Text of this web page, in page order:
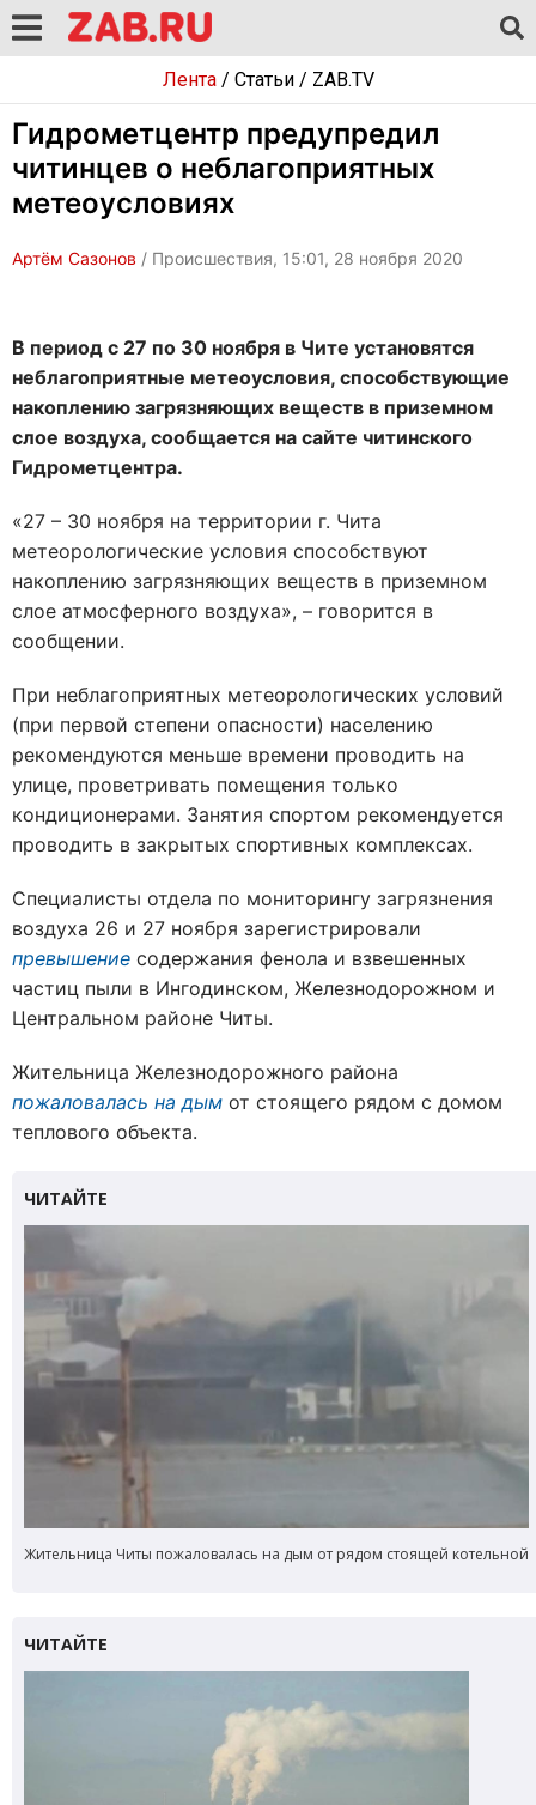
Лента/ Статьи/ ZAB.TV
Гидрометцентр предупредил
читинцев о неблагоприятных
метеоусловиях
Артём Сазонов / Происшествия, 15:01, 28 ноября 2020
В период с 27 по 30 ноября в Чите установятся
неблагоприятные метеоусловия, способствующие
накоплению загрязняющих веществ в приземном
слое воздуха, сообщается на сайте читинского
Гидрометцентра.
«27 – 30 ноября на территории г. Чита
метеорологические условия способствуют
накоплению загрязняющих веществ в приземном
слое атмосферного воздуха», – говорится в
сообщении.
При неблагоприятных метеорологических условий
(при первой степени опасности) населению
рекомендуются меньше времени проводить на
улице, проветривать помещения только
кондиционерами. Занятия спортом рекомендуется
проводить в закрытых спортивных комплексах.
Специалисты отдела по мониторингу загрязнения
воздуха 26 и 27 ноября зарегистрировали
превышение содержания фенола и взвешенных
частиц пыли в Ингодинском, Железнодорожном и
Центральном районе Читы.
Жительница Железнодорожного района
пожаловалась на дым от стоящего рядом с домом
теплового объекта.
Жительница Читы пожаловалась на дым от рядом стоящей котельной